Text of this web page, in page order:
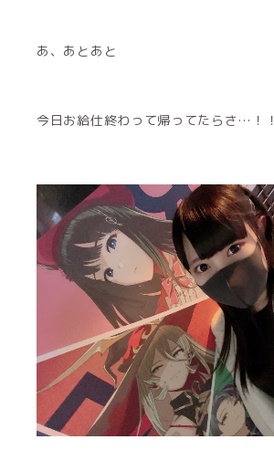
あ、あとあと
今日お給仕終わって帰ってたらさ…！！